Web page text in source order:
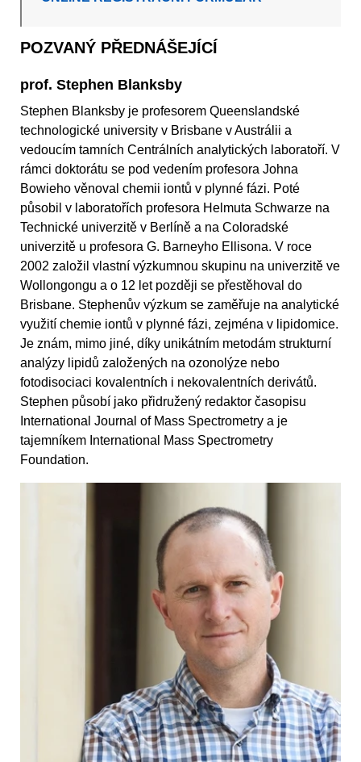
POZVANÝ PŘEDNÁŠEJÍCÍ
prof. Stephen Blanksby
Stephen Blanksby je profesorem Queenslandské
technologické university v Brisbane v Austrálii a
vedoucím tamních Centrálních analytických laboratoří. V
rámci doktorátu se pod vedením profesora Johna
Bowieho věnoval chemii iontů v plynné fázi. Poté
působil v laboratořích profesora Helmuta Schwarze na
Technické univerzitě v Berlíně a na Coloradské
univerzitě u profesora G. Barneyho Ellisona. V roce
2002 založil vlastní výzkumnou skupinu na univerzitě ve
Wollongongu a o 12 let později se přestěhoval do
Brisbane. Stephenův výzkum se zaměřuje na analytické
využití chemie iontů v plynné fázi, zejména v lipidomice.
Je znám, mimo jiné, díky unikátním metodám strukturní
analýzy lipidů založených na ozonolýze nebo
fotodisociaci kovalentních i nekovalentních derivátů.
Stephen působí jako přidružený redaktor časopisu
International Journal of Mass Spectrometry a je
tajemníkem International Mass Spectrometry
Foundation.